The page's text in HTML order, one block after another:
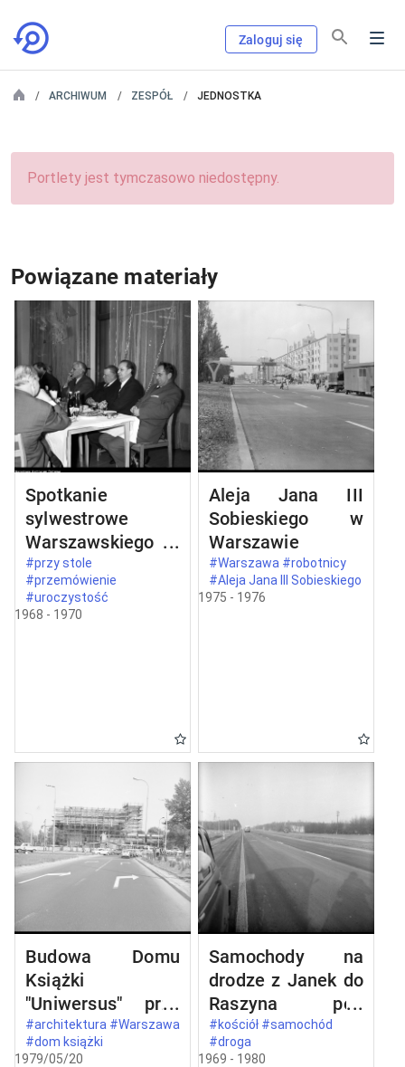
Zaloguj się
ARCHIWUM ZESPÓŁ JEDNOSTKA
Portlety jest tymczasowo niedostępny.
Powiązane materiały
Spotkanie
sylwestrowe
Warszawskiego
Komitetu
Zjednoczonego
Stronnictwa
#przy stole
#przemówienie
#uroczystość
1968 - 1970
Aleja Jana III
Sobieskiego w
Warszawie
#Warszawa #robotnicy
#Aleja Jana III Sobieskiego
1975 - 1976
Budowa Domu
Książki
"Uniwersus" przy
ul. Belwederskiej
20/22 w
#architektura #Warszawa
#dom książki
1979/05/20
Samochody na
drodze z Janek do
Raszyna pod
Warszawą
#kościół #samochód
#droga
1969 - 1980